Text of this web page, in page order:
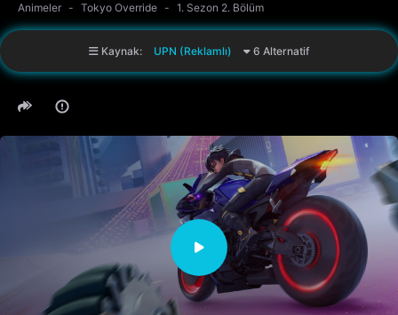
Animeler Tokyo Override 1. Sezon 2. Bölüm
Kaynak: UPN (Reklamlı) 6 Alternatif